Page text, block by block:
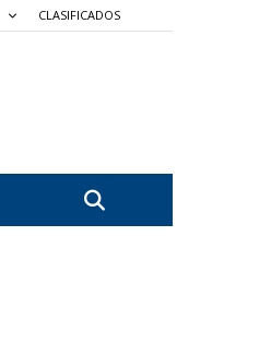
CLASIFICADOS